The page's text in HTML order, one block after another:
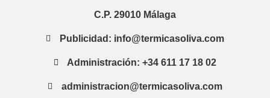
C.P. 29010 Málaga
Publicidad: info@termicasoliva.com
Administración: +34 611 17 18 02
administracion@termicasoliva.com